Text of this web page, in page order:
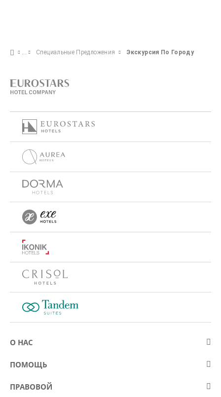
Специальные Предложения Экскурсия По Городу
О НАС
О компании Eurostars Hotel Company
Kонкурсы
ПОМОЩЬ
Контакт
ПРАВОВОЙ